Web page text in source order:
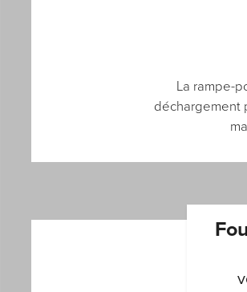
La rampe-
déchargement